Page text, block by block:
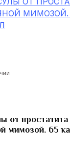
от
мимозой. 65